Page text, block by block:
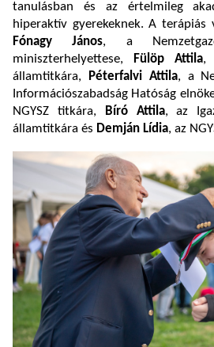
tanulásban és az értelmileg
hiperaktív gyerekeknek. A terápiás
Fónagy János, a
miniszterhelyettese, Fülöp Attila,
államtitkára, Péterfalvi Attila, a
Információszabadság Hatóság
NGYSZ titkára, Bíró Attila, az
államtitkára és Demján Lídia, az